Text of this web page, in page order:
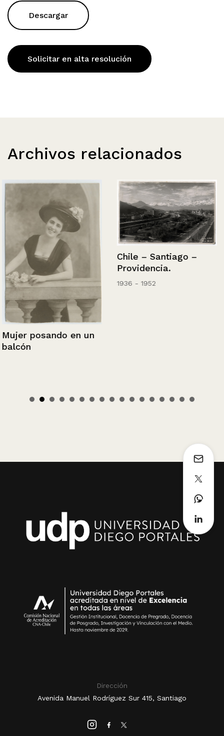
Descargar
Solicitar en alta resolución
Archivos relacionados
Mujer posando en un
balcón
Chile – Santiago –
Providencia.
1936 - 1952
Dirección
Avenida Manuel Rodríguez Sur 415, Santiago